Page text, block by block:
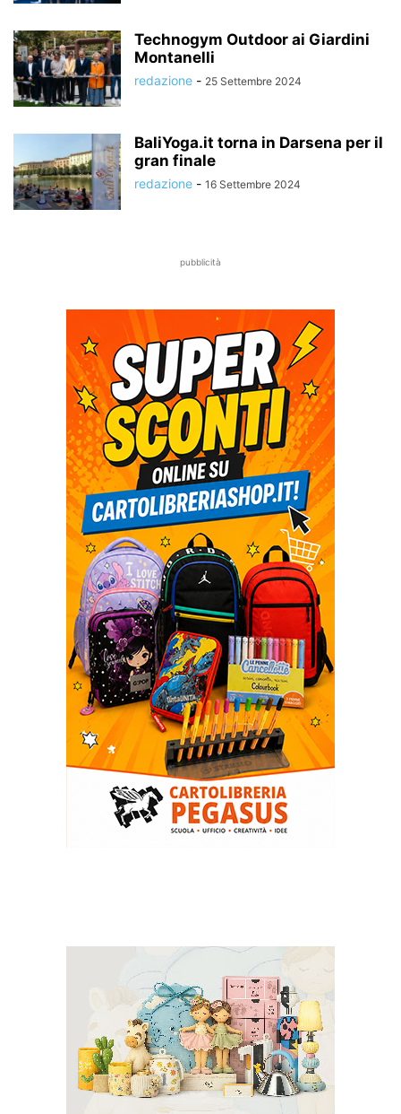
Technogym Outdoor ai Giardini
Montanelli
redazione - 25 Settembre 2024
BaliYoga.it torna in Darsena per il
gran finale
redazione - 16 Settembre 2024
pubblicità